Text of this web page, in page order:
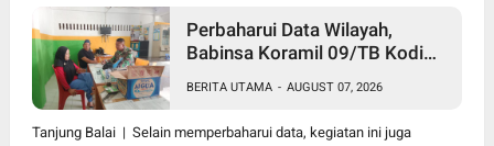
Perbaharui Data Wilayah,
Babinsa Koramil 09/TB Kodim
Ter Di Kantor Kelurahan
BERITA UTAMA - AUGUST 07, 2026
Tanjung Balai | Selain memperbaharui data, kegiatan ini juga